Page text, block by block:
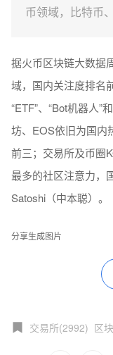
币领域，比特币
据火币区块链大数据
域，国内关注度排名
“ETF”、“Bot机器人”
坊、EOS依旧为国内
前三；交易所及币圈
最多的社区注意力，
Satoshi（中本聪）。
分享生成图片
交易所(2992) 区